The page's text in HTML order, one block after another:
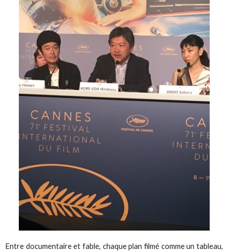
Entre documentaire et fable, chaque plan filmé comme un tableau,